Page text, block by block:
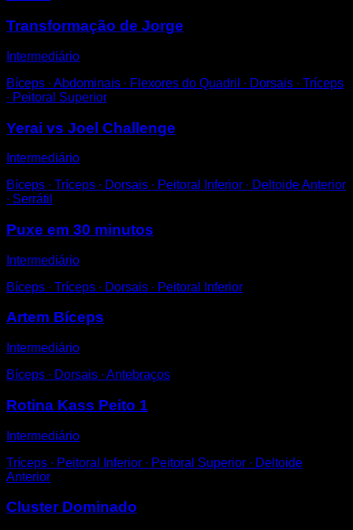
Transformação de Jorge
Intermediário
Bíceps ∙ Abdominais ∙ Flexores do Quadril ∙ Dorsais ∙ Tríceps
∙ Peitoral Superior
Yerai vs Joel Challenge
Intermediário
Bíceps ∙ Tríceps ∙ Dorsais ∙ Peitoral Inferior ∙ Deltoide Anterior
∙ Serrátil
Puxe em 30 minutos
Intermediário
Bíceps ∙ Tríceps ∙ Dorsais ∙ Peitoral Inferior
Artem Bíceps
Intermediário
Bíceps ∙ Dorsais ∙ Antebraços
Rotina Kass Peito 1
Intermediário
Tríceps ∙ Peitoral Inferior ∙ Peitoral Superior ∙ Deltoide
Anterior
Cluster Dominado